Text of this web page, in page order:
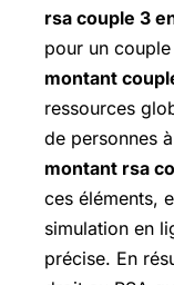
rsa couple 3
pour un
montant
ressources
de personnes
montant rsa
ces éléments,
simulation en
précise. En